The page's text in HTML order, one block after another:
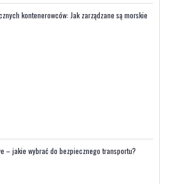
kontenerowców: Jak zarządzane są morskie
– jakie wybrać do bezpiecznego transportu?